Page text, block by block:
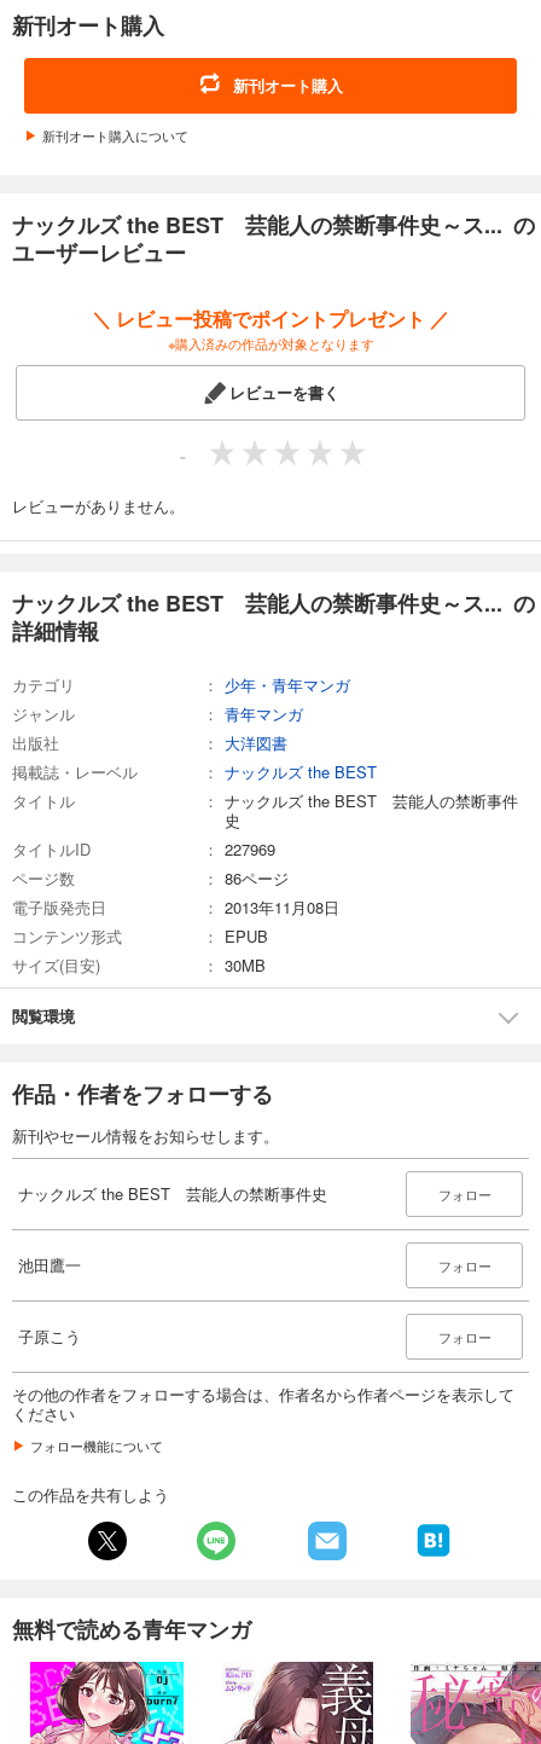
新刊オート購入
新刊オート購入
新刊オート購入について
ナックルズ the BEST 芸能人の禁断事件史～ス... の
ユーザーレビュー
＼ レビュー投稿でポイントプレゼント ／
※購入済みの作品が対象となります
レビューを書く
-
レビューがありません。
ナックルズ the BEST 芸能人の禁断事件史～ス... の
詳細情報
カテゴリ
少年・青年マンガ
ジャンル
青年マンガ
出版社
大洋図書
掲載誌・レーベル
ナックルズ the BEST
タイトル
ナックルズ the BEST 芸能人の禁断事件
史
タイトルID
227969
ページ数
86ページ
電子版発売日
2013年11月08日
コンテンツ形式
EPUB
サイズ(目安)
30MB
閲覧環境
作品・作者をフォローする
新刊やセール情報をお知らせします。
ナックルズ the BEST 芸能人の禁断事件史 フォロー
池田鷹一 フォロー
子原こう フォロー
その他の作者をフォローする場合は、作者名から作者ページを表示して
ください
フォロー機能について
この作品を共有しよう
無料で読める青年マンガ